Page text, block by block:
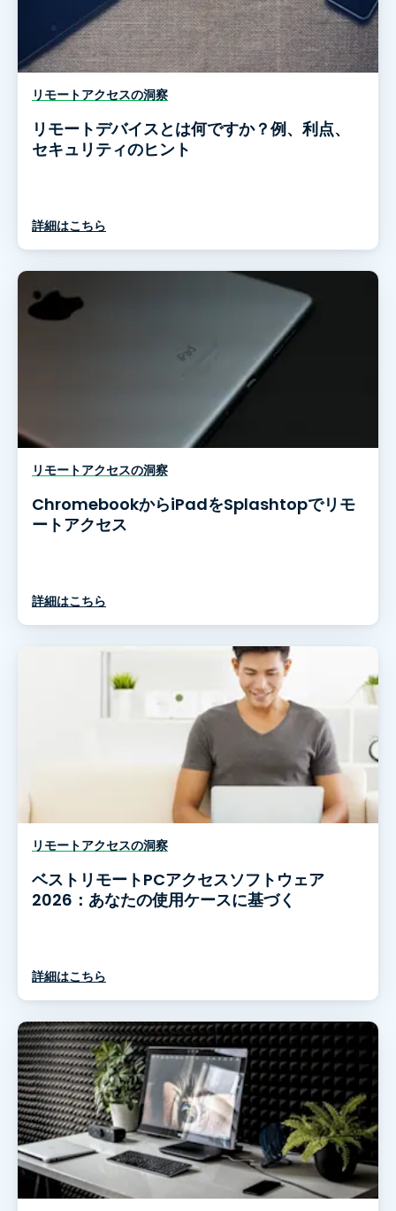
リモートアクセスの洞察
リモートデバイスとは何ですか？例、利点、
セキュリティのヒント
詳細はこちら
リモートアクセスの洞察
ChromebookからiPadをSplashtopでリモ
ートアクセス
詳細はこちら
リモートアクセスの洞察
ベストリモートPCアクセスソフトウェア
2026：あなたの使用ケースに基づく
詳細はこちら